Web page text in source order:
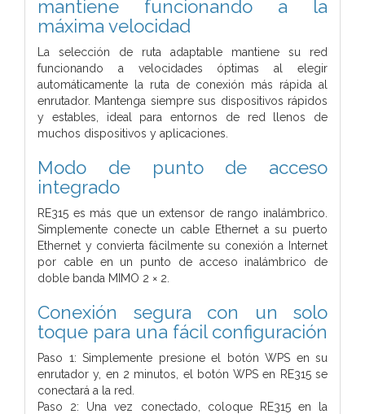
mantiene funcionando a la
máxima velocidad
La selección de ruta adaptable mantiene su red
funcionando a velocidades óptimas al elegir
automáticamente la ruta de conexión más rápida al
enrutador. Mantenga siempre sus dispositivos rápidos
y estables, ideal para entornos de red llenos de
muchos dispositivos y aplicaciones.
Modo de punto de acceso
integrado
RE315 es más que un extensor de rango inalámbrico.
Simplemente conecte un cable Ethernet a su puerto
Ethernet y convierta fácilmente su conexión a Internet
por cable en un punto de acceso inalámbrico de
doble banda MIMO 2 × 2.
Conexión segura con un solo
toque para una fácil configuración
Paso 1: Simplemente presione el botón WPS en su
enrutador y, en 2 minutos, el botón WPS en RE315 se
conectará a la red.
Paso 2: Una vez conectado, coloque RE315 en la